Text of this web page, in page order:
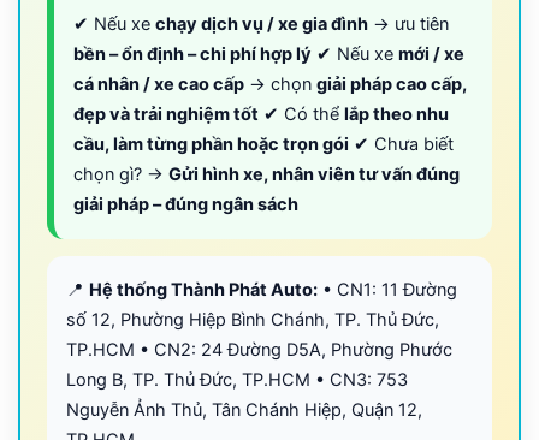
✔ Nếu xe chạy dịch vụ / xe gia đình → ưu tiên
bền – ổn định – chi phí hợp lý ✔ Nếu xe mới / xe
cá nhân / xe cao cấp → chọn giải pháp cao cấp,
đẹp và trải nghiệm tốt ✔ Có thể lắp theo nhu
cầu, làm từng phần hoặc trọn gói ✔ Chưa biết
chọn gì? → Gửi hình xe, nhân viên tư vấn đúng
giải pháp – đúng ngân sách
📍 Hệ thống Thành Phát Auto: • CN1: 11 Đường
số 12, Phường Hiệp Bình Chánh, TP. Thủ Đức,
TP.HCM • CN2: 24 Đường D5A, Phường Phước
Long B, TP. Thủ Đức, TP.HCM • CN3: 753
Nguyễn Ảnh Thủ, Tân Chánh Hiệp, Quận 12,